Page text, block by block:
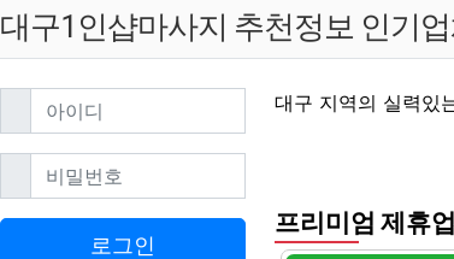
대구1인샵마사지 추천정보 인기
대구 지역의 실력있
대구1인샵마사
프리미엄 제휴
아이디필수
비밀번호필수
로그인